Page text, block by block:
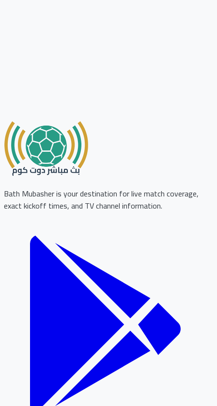
Bath Mubasher is your destination for live match coverage,
exact kickoff times, and TV channel information.